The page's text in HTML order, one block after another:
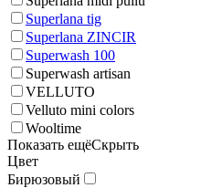
Superlana tig
Superlana ZINCIR
Superwash 100
Superwash artisan
VELLUTO
Velluto mini colors
Wooltime
Показать ещёСкрыть
Цвет
Бирюзовый